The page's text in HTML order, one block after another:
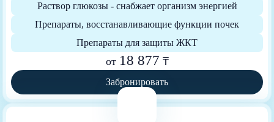
Раствор глюкозы - снабжает организм энергией
Препараты, восстанавливающие функции почек
Препараты для защиты ЖКТ
от 18 877 ₸
Забронировать